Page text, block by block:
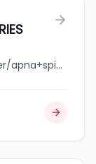
jobbank.gc.ca/browsejobs/employer/apna+spice+and+groceries/ca